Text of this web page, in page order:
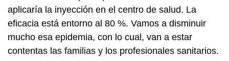
aplicaría la inyección en el centro de salud. La
eficacia está entorno al 80 %. Vamos a disminuir
mucho esa epidemia, con lo cual, van a estar
contentas las familias y los profesionales sanitarios.